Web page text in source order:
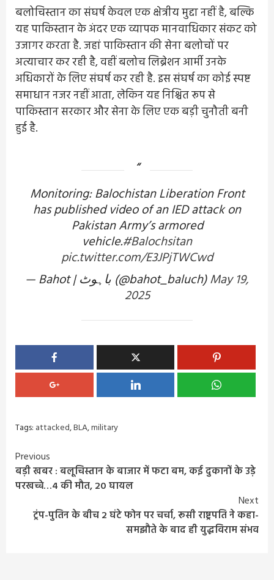
बलोचिस्तान का संघर्ष केवल एक क्षेत्रीय मुद्दा नहीं है, बल्कि
यह पाकिस्तान के अंदर एक व्यापक मानवाधिकार संकट को
उजागर करता है. जहां पाकिस्तान की सेना बलोचों पर
अत्याचार कर रही है, वहीं बलोच लिब्रेशन आर्मी उनके
अधिकारों के लिए संघर्ष कर रही है. इस संघर्ष का कोई स्पष्ट
समाधान नजर नहीं आता, लेकिन यह निश्चित रूप से
पाकिस्तान सरकार और सेना के लिए एक बड़ी चुनौती बनी
हुई है.
Monitoring: Balochistan Liberation Front
has published video of an IED attack on
Pakistan Army’s armored
vehicle.#Balochsitan
pic.twitter.com/E3JPjTWCwd
— Bahot | باہوٹ (@bahot_baluch)May 19,
2025
Tags: attacked,BLA,military
Continue
Reading
Previous
बड़ी खबर : बलूचिस्तान के बाजार में फटा बम, कई दुकानों के उड़े
परखच्चे…4 की मौत, 20 घायल
Next
ट्रंप-पुतिन के बीच 2 घंटे फोन पर चर्चा, रूसी राष्ट्रपति ने कहा-
समझौते के बाद ही युद्धविराम संभव